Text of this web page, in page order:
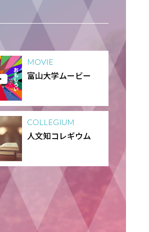
MOVIE
富山大学ムービー
COLLEGIUM
人文知コレギウム